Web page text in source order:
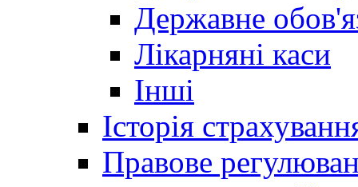
Державне
Лікарняні каси
Інші
Історія
Правове